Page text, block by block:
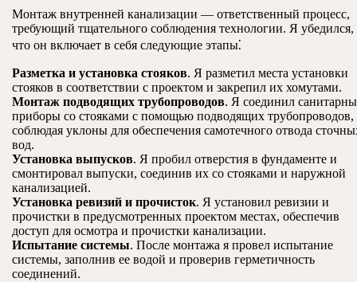
Монтаж внутренней канализации — ответственный процесс,
требующий тщательного соблюдения технологии. Я убедился,
что он включает в себя следующие этапы⁚
Разметка и установка стояков. Я разметил места установки
стояков в соответствии с проектом и закрепил их хомутами.
Монтаж подводящих трубопроводов. Я соединил
приборы со стояками с помощью подводящих трубопроводов,
соблюдая уклоны для обеспечения самотечного отвода
вод.
Установка выпусков. Я пробил отверстия в фундаменте и
смонтировал выпуски, соединив их со стояками и наружной
канализацией.
Установка ревизий и прочисток. Я установил ревизии и
прочистки в предусмотренных проектом местах, обеспечив
доступ для осмотра и прочистки канализации.
Испытание системы. После монтажа я провел испытание
системы, заполнив ее водой и проверив герметичность
соединений.